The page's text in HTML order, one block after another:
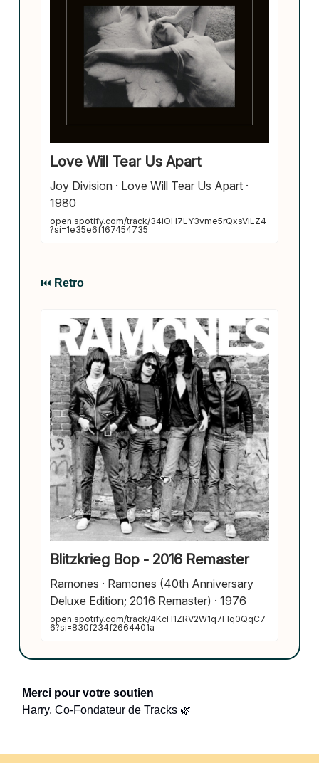
Love Will Tear Us Apart
Joy Division · Love Will Tear Us Apart ·
1980
open.spotify.com/track/34iOH7LY3vme5rQxsVILZ4
?si=1e35e6f167454735
⏮️ Retro
Blitzkrieg Bop - 2016 Remaster
Ramones · Ramones (40th Anniversary
Deluxe Edition; 2016 Remaster) · 1976
open.spotify.com/track/4KcH1ZRV2W1q7Flq0QqC7
6?si=830f234f2664401a
Merci pour votre soutien
Harry, Co-Fondateur de Tracks 🌿